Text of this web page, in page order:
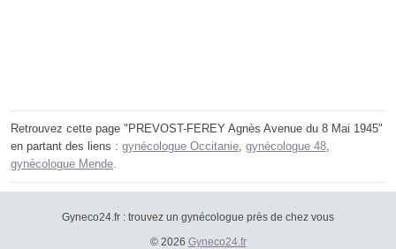
Retrouvez cette page "PREVOST-FEREY Agnès Avenue du 8 Mai 1945"
en partant des liens : gynécologue Occitanie, gynécologue 48,
gynécologue Mende.
Gyneco24.fr : trouvez un gynécologue près de chez vous
© 2026 Gyneco24.fr